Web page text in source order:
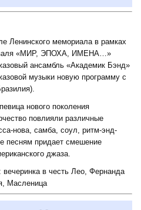
Ленинского мемориала в рамках
«МИР, ЭПОХА, ИМЕНА…»
ансамбль «Академик Бэнд»
музыки новую программу с
нового поколения
повлияли различные
нова, самба, соул, ритм-энд-
песням придает смешение
джаза.